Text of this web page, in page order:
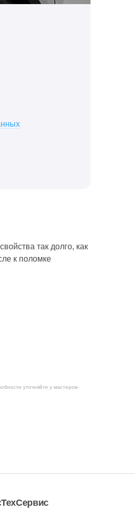
так долго, как
к поломке
уточняйте у мастеров-